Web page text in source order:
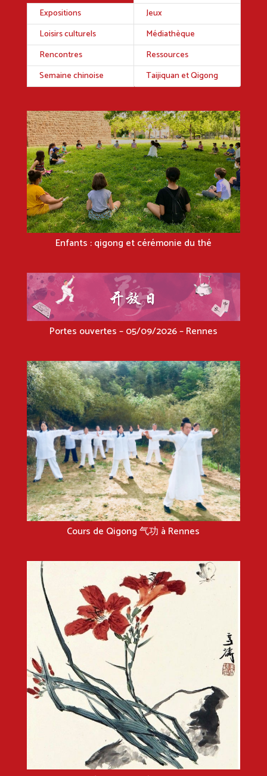
Expositions
Jeux
Loisirs culturels
Médiathèque
Rencontres
Ressources
Semaine chinoise
Taijiquan et Qigong
Enfants : qigong et cérémonie du thé
Portes ouvertes – 05/09/2026 – Rennes
Cours de Qigong 气功 à Rennes